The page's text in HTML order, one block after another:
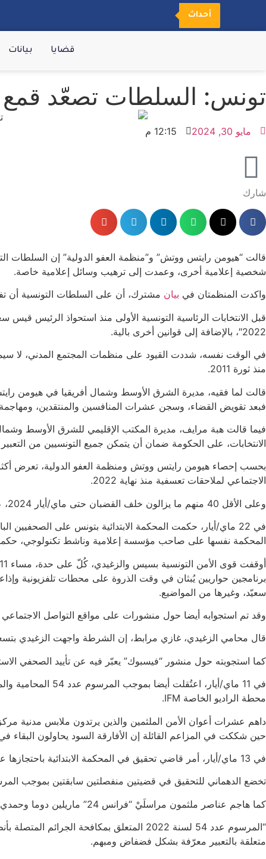
أحداث
قضايا بيانات
تونس: السلطات تصعّد قمع
مايو 30, 2024 12:15 م
شارك
قالت “هيومن رايتس ووتش” و”منظمة العفو الدولية” إن السلطات
شخصية إعلامية أخرى، وعمدت إلى ترهيب وسائل إعلامية خاصة.
واكدت المنظمتان في بيان مشترك، أن على السلطات التونسية أن
2022″، بالإضافة إلى قوانين أخرى بالية.
في الوقت نفسه، شددت القيود على منظمات المجتمع المدني، لا
منذ ثورة 2011.
قالت لما فقيه، مديرة الشرق الأوسط وشمال أفريقيا في هيومن
فبعد تقويض القضاء، وسجن عشرات المنافسين والمنتقدين،
الانتخابات، على الحكومة ضمان أن يتمكن جميع التونسيين من
الاجتماعي لملاحقات تعسفية منذ نهاية 2022.
وعلى الأقل 40 منهم ما يزالون خلف القضبان حتى ماي/أيار 2024، علما أن معظمهم محتجزون على خلفية ممارسة حقوقهم المحمية دوليا.
المحكمة نفسها على صاحب مؤسسة إعلامية وناشط تكنولوجي، حكما
سعيّد، وغيرها من المواضيع.
وقد تم استجوابه أيضا حول منشورات على مواقع التواصل
قال محامي الزغيدي، غازي مرابط، إن الشرطة واجهت الزغيدي
كما استجوبته حول منشور “فيسبوك” يعبّر فيه عن تأييد الصحفي
محطة الراديو الخاصة IFM.
حين شككت في المزاعم القائلة إن الأفارقة السود يحاولون البقاء
في 13 ماي/أيار، أمر قاضي تحقيق في المحكمة الابتدائية باحتجازها على ذمة المحاكمة، وفي 20 مايو/أيار، رفض القاضي نفسه طلب إطلاق سراح قدمه محامي الدهماني.
تخضع الدهماني للتحقيق في قضيتين منفصلتين سابقتين بموجب المرسوم عدد 54 على خلفية تعليقاتها العلنية، استنادا إلى شكاوى من “الهيئة العامة
كما هاجم عناصر ملثمون مراسلَيْ “فرانس 24” ماريلين دوما وحمدي تليلي بينما كانا ينقلان اعتقال الدهماني مباشرة، وكسروا الكاميرا. اعتُقل تليلي لوقت قصير وضُرب.
متعلقة بالتعبير معرّفة بشكل فضفاض ومبهم.